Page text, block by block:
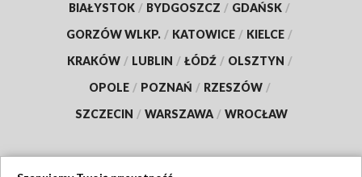
BIAŁYSTOK / BYDGOSZCZ / GDAŃSK /
GORZÓW WLKP. / KATOWICE / KIELCE /
KRAKÓW / LUBLIN / ŁÓDŹ / OLSZTYN /
OPOLE / POZNAŃ / RZESZÓW /
SZCZECIN / WARSZAWA / WROCŁAW